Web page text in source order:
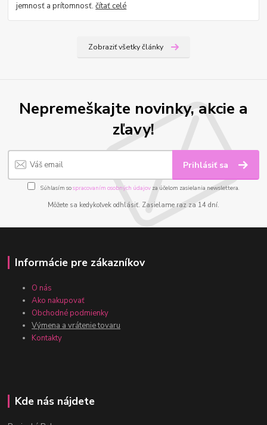
jemnosť a prítomnosť.čítať celé
Zobraziť všetky články
Nepremeškajte novinky, akcie a
zľavy!
Prihlásiť sa
Súhlasím sospracovaním osobných údajov za účelom zasielania newslettera.
Môžete sa kedykoľvek odhlásiť. Zasielame raz za 14 dní.
Informácie pre zákazníkov
O nás
Ako nakupovať
Obchodné podmienky
Výmena a vrátenie tovaru
Kontakty
Kde nás nájdete